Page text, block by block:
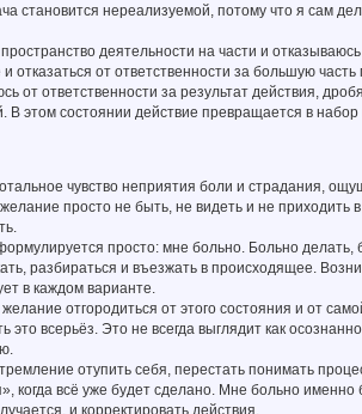
становится нереализуемой, потому что я сам
деятельности на части и
и отказаться от ответственности за большую часть
от ответственности за результат действия,
В этом состоянии действие превращается в
чувство неприятия боли и страдания,
просто не быть, не видеть и не
просто: мне больно. Больно делать,
разбираться и въезжать в происходящее.
в каждом варианте.
отгородиться от этого состояния и от
это всерьёз. Это не всегда выглядит как
отупить себя, перестать понимать
когда всё уже будет сделано. Мне больно